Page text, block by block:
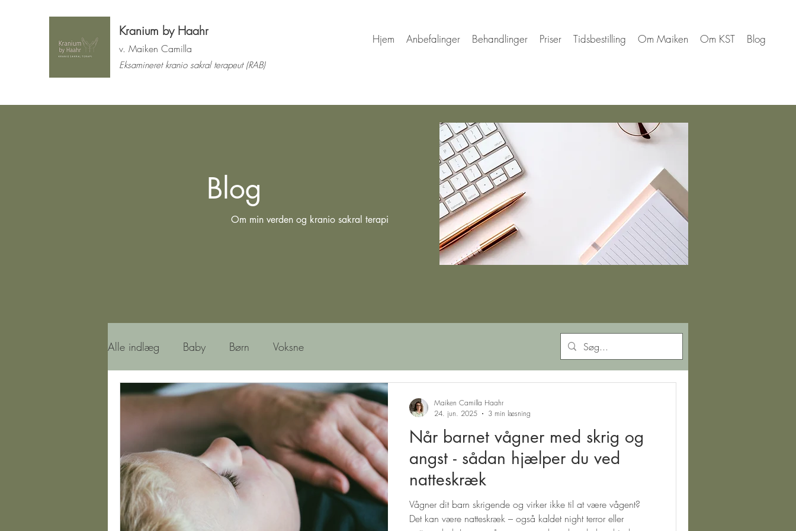
Kranium by Haahr
v. Maiken Camilla
Eksamineret kranio sakral terapeut (RAB)
Hjem Anbefalinger Behandlinger Priser Tidsbestilling Om Maiken Om KST Blog
Blog
Om min verden og kranio sakral terapi
Alle indlæg Baby Børn Voksne
Når barnet vågner med skrig og
angst - sådan hjælper du ved
natteskræk
Vågner dit barn skrigende og virker ikke til at være vågent?
Det kan være natteskræk – også kaldet night terror eller
Maiken Camilla Haahr
24. jun. 2025
3 min læsning